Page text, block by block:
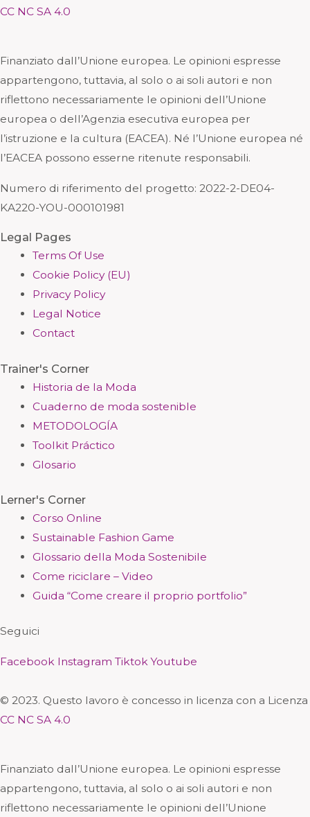
CC NC SA 4.0
Finanziato dall’Unione europea. Le opinioni espresse
appartengono, tuttavia, al solo o ai soli autori e non
riflettono necessariamente le opinioni dell’Unione
europea o dell’Agenzia esecutiva europea per
l’istruzione e la cultura (EACEA). Né l’Unione europea né
l’EACEA possono esserne ritenute responsabili.
Numero di riferimento del progetto: 2022-2-DE04-
KA220-YOU-000101981
Legal Pages
Terms Of Use
Cookie Policy (EU)
Privacy Policy
Legal Notice
Contact
Trainer's Corner
Historia de la Moda
Cuaderno de moda sostenible
METODOLOGÍA
Toolkit Práctico
Glosario
Lerner's Corner
Corso Online
Sustainable Fashion Game
Glossario della Moda Sostenibile
Come riciclare – Video
Guida “Come creare il proprio portfolio”
Seguici
Facebook Instagram Tiktok Youtube
© 2023. Questo lavoro è concesso in licenza con a Licenza
CC NC SA 4.0
Finanziato dall’Unione europea. Le opinioni espresse
appartengono, tuttavia, al solo o ai soli autori e non
riflettono necessariamente le opinioni dell’Unione